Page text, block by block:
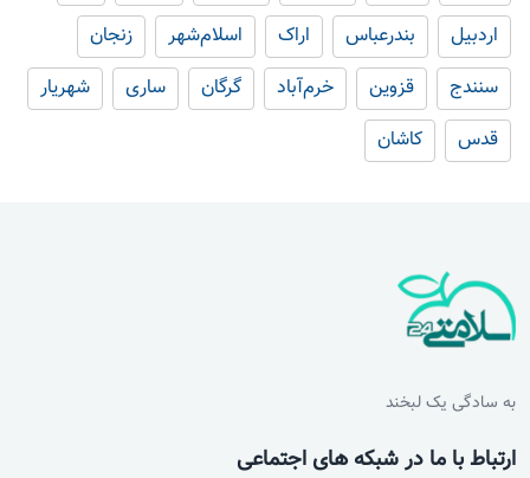
اردبیل
بندرعباس اراک اسلام‌شهر
زنجان
سنندج
قزوین خرم‌آباد گرگان ساری
شهریار
قدس
کاشان
به سادگی یک لبخند
ارتباط با ما در شبکه های اجتماعی